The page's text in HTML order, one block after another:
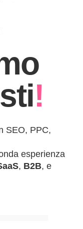
!
SEO, PPC,
esperienza
, B2B, e